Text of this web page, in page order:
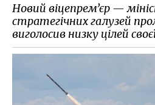
Новий віцепремʼєр —
стратегічних галузей
виголосив низку цілей